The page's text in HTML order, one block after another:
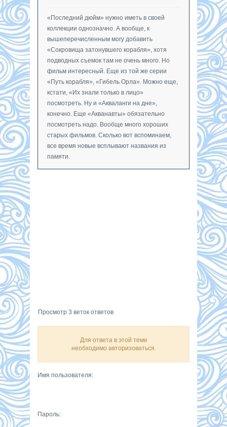
«Последний дюйм» нужно иметь в своей
коллекции однозначно. А вообще, к
вышеперечисленным могу добавить
«Сокровища затонувшего корабля», хотя
подводных съемок там не очень много. Но
фильм интересный. Еще из той же серии
«Путь корабля», «Гибель Орла». Можно еще,
кстати, «Их знали только в лицо»
посмотреть. Ну и «Акваланги на дне»,
конечно. Еще «Акванавты» обязательно
посмотреть надо. Вообще много хороших
старых фильмов. Сколько вот вспоминаем,
все время новые всплывают названия из
памяти.
Просмотр 3 веток ответов
Для ответа в этой теме
необходимо авторизоваться.
Имя пользователя:
Пароль: